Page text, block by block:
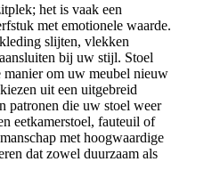
het is vaak een
met emotionele waarde.
slijten, vlekken
bij uw stijl. Stoel
om uw meubel nieuw
uit een uitgebreid
patronen die uw stoel weer
eetkamerstoel, fauteuil of
met hoogwaardige
dat zowel duurzaam als